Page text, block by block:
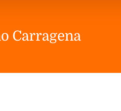
Carragena